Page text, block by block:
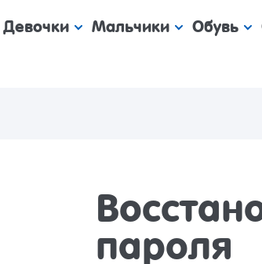
Девочки Мальчики Обувь
пароля